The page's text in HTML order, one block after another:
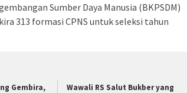
Sumber Daya Manusia (BKPSDM)
313 formasi CPNS untuk seleksi tahun
Gembira,
Wawali RS Salut Bukber yang